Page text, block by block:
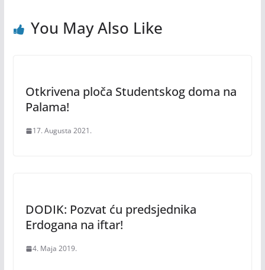
You May Also Like
Otkrivena ploča Studentskog doma na
Palama!
17. Augusta 2021.
DODIK: Pozvat ću predsjednika
Erdogana na iftar!
4. Maja 2019.